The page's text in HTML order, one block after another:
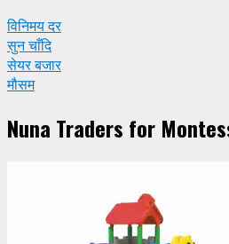
विनिमय दर
सुन चाँदि
सेयर बजार
मौसम
Nuna Traders for